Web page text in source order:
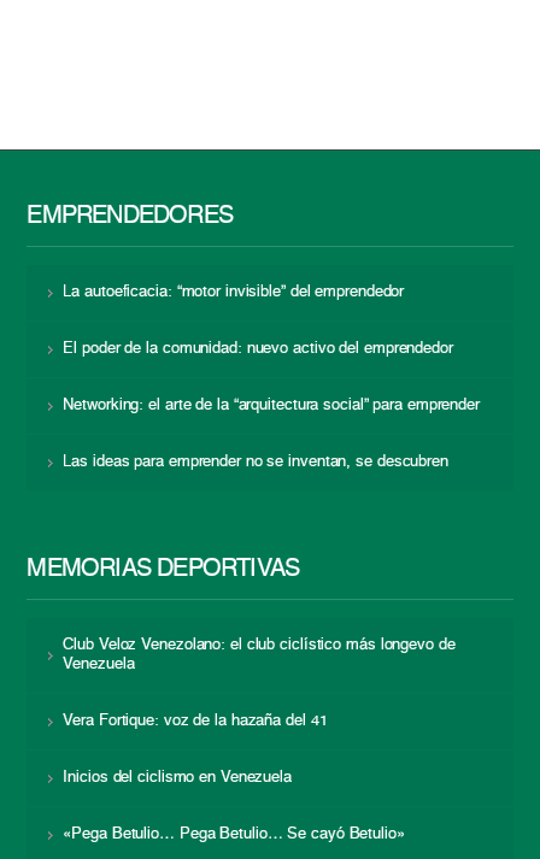
EMPRENDEDORES
La autoeficacia: “motor invisible” del emprendedor
El poder de la comunidad: nuevo activo del emprendedor
Networking: el arte de la “arquitectura social” para emprender
Las ideas para emprender no se inventan, se descubren
MEMORIAS DEPORTIVAS
Club Veloz Venezolano: el club ciclístico más longevo de
Venezuela
Vera Fortique: voz de la hazaña del 41
Inicios del ciclismo en Venezuela
«Pega Betulio… Pega Betulio… Se cayó Betulio»